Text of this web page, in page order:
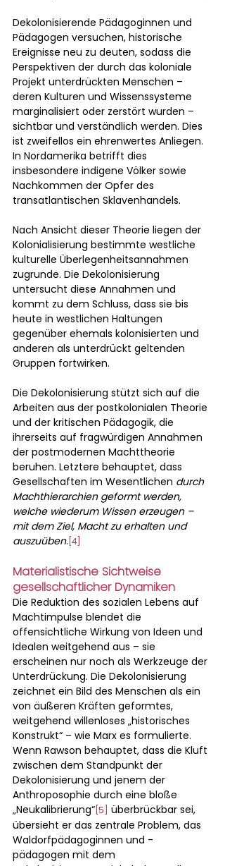
Dekolonisierende Pädagoginnen und
Pädagogen versuchen, historische
Ereignisse neu zu deuten, sodass die
Perspektiven der durch das koloniale
Projekt unterdrückten Menschen –
deren Kulturen und Wissenssysteme
marginalisiert oder zerstört wurden –
sichtbar und verständlich werden. Dies
ist zweifellos ein ehrenwertes Anliegen.
In Nordamerika betrifft dies
insbesondere indigene Völker sowie
Nachkommen der Opfer des
transatlantischen Sklavenhandels.
Nach Ansicht dieser Theorie liegen der
Kolonialisierung bestimmte westliche
kulturelle Überlegenheitsannahmen
zugrunde. Die Dekolonisierung
untersucht diese Annahmen und
kommt zu dem Schluss, dass sie bis
heute in westlichen Haltungen
gegenüber ehemals kolonisierten und
anderen als unterdrückt geltenden
Gruppen fortwirken.
Die Dekolonisierung stützt sich auf die
Arbeiten aus der postkolonialen Theorie
und der kritischen Pädagogik, die
ihrerseits auf fragwürdigen Annahmen
der postmodernen Machttheorie
beruhen. Letztere behauptet, dass
Gesellschaften im Wesentlichen durch
Machthierarchien geformt werden,
welche wiederum Wissen erzeugen –
mit dem Ziel, Macht zu erhalten und
auszuüben. [4]
Materialistische Sichtweise
gesellschaftlicher Dynamiken
Die Reduktion des sozialen Lebens auf
Machtimpulse blendet die
offensichtliche Wirkung von Ideen und
Idealen weitgehend aus – sie
erscheinen nur noch als Werkzeuge der
Unterdrückung. Die Dekolonisierung
zeichnet ein Bild des Menschen als ein
von äußeren Kräften geformtes,
weitgehend willenloses „historisches
Konstrukt“ – wie Marx es formulierte.
Wenn Rawson behauptet, dass die Kluft
zwischen dem Standpunkt der
Dekolonisierung und jenem der
Anthroposophie durch eine bloße
„Neukalibrierung“ [5]
überbrückbar sei,
übersieht er das zentrale Problem, das
Waldorfpädagoginnen und -
pädagogen mit dem